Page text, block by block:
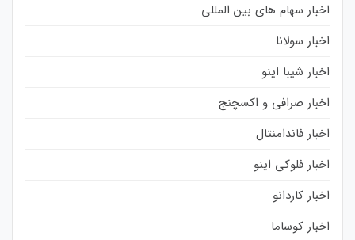
اخبار سهام های بین المللی
اخبار سولانا
اخبار شیبا اینو
اخبار صرافی و اکسچنج
اخبار فاندامنتال
اخبار فلوکی اینو
اخبار کاردانو
اخبار کوساما